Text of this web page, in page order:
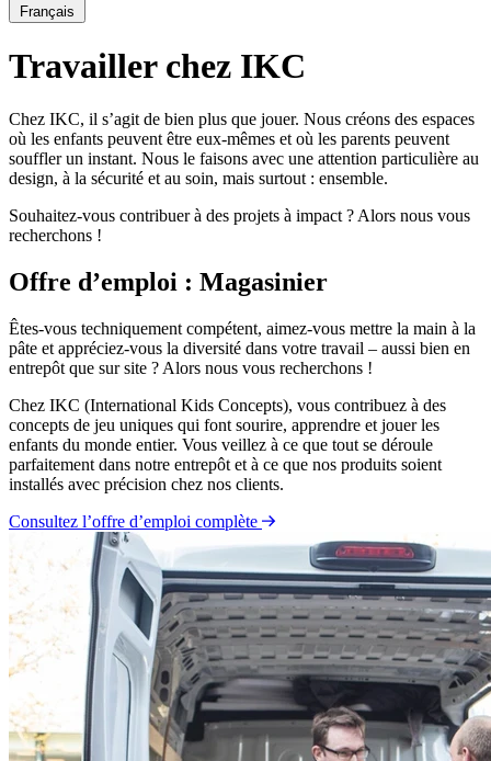
Français
Travailler chez IKC
Chez IKC, il s’agit de bien plus que jouer. Nous créons des espaces
où les enfants peuvent être eux-mêmes et où les parents peuvent
souffler un instant. Nous le faisons avec une attention particulière au
design, à la sécurité et au soin, mais surtout : ensemble.
Souhaitez-vous contribuer à des projets à impact ? Alors nous vous
recherchons !
Offre d’emploi : Magasinier
Êtes-vous techniquement compétent, aimez-vous mettre la main à la
pâte et appréciez-vous la diversité dans votre travail – aussi bien en
entrepôt que sur site ? Alors nous vous recherchons !
Chez IKC (International Kids Concepts), vous contribuez à des
concepts de jeu uniques qui font sourire, apprendre et jouer les
enfants du monde entier. Vous veillez à ce que tout se déroule
parfaitement dans notre entrepôt et à ce que nos produits soient
installés avec précision chez nos clients.
Consultez l’offre d’emploi complète